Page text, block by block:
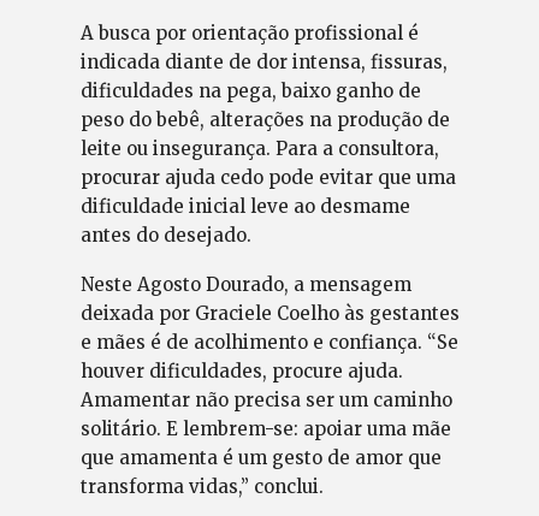
A busca por orientação profissional é
indicada diante de dor intensa, fissuras,
dificuldades na pega, baixo ganho de
peso do bebê, alterações na produção de
leite ou insegurança. Para a consultora,
procurar ajuda cedo pode evitar que uma
dificuldade inicial leve ao desmame
antes do desejado.
Neste Agosto Dourado, a mensagem
deixada por Graciele Coelho às gestantes
e mães é de acolhimento e confiança. “Se
houver dificuldades, procure ajuda.
Amamentar não precisa ser um caminho
solitário. E lembrem-se: apoiar uma mãe
que amamenta é um gesto de amor que
transforma vidas,” conclui.